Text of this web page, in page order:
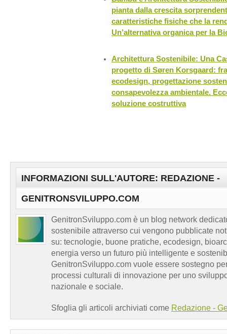
pianta dalla crescita
caratteristiche fisiche che la
Un’alternativa organica per la
Architettura Sostenibile: Una
progetto di Søren Korsgaard:
ecodesign, progettazione
consapevolezza ambientale.
soluzione costruttiva
INFORMAZIONI SULL'AUTORE: REDAZIONE -
GENITRONSVILUPPO.COM
GenitronSviluppo.com è un blog network
sostenibile attraverso cui vengono pubblicate
su: tecnologie, buone pratiche, ecodesign,
energia verso un futuro più intelligente e
GenitronSviluppo.com vuole essere sostegno
processi culturali di innovazione per uno
nazionale e sociale.
Sfoglia gli articoli archiviati come Redazione -